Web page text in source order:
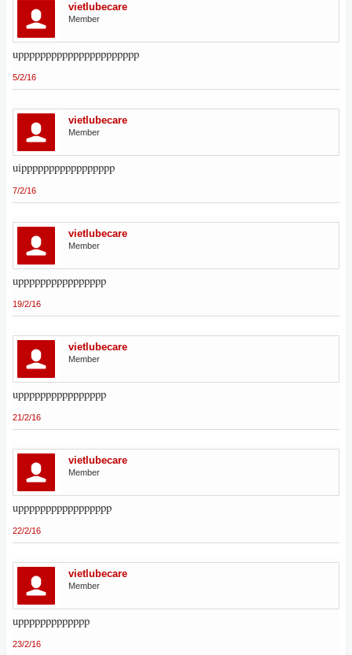
vietlubecare
Member
upppppppppppppppppppppp
5/2/16
vietlubecare
Member
uippppppppppppppppp
7/2/16
vietlubecare
Member
upppppppppppppppp
19/2/16
vietlubecare
Member
upppppppppppppppp
21/2/16
vietlubecare
Member
uppppppppppppppppp
22/2/16
vietlubecare
Member
uppppppppppppp
23/2/16